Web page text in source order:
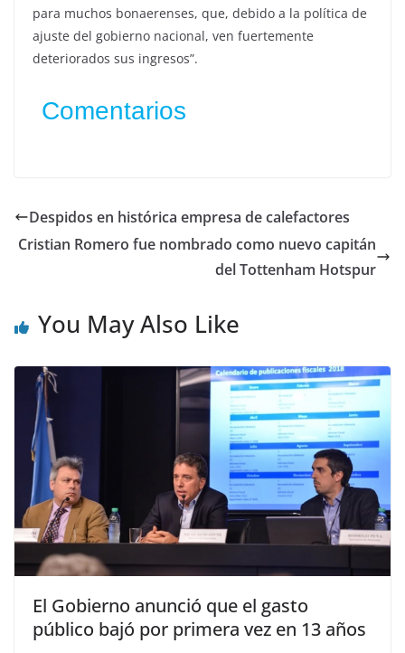
para muchos bonaerenses, que, debido a la política de
ajuste del gobierno nacional, ven fuertemente
deteriorados sus ingresos”.
Comentarios
Despidos en histórica empresa de calefactores
Cristian Romero fue nombrado como nuevo capitán
del Tottenham Hotspur
You May Also Like
El Gobierno anunció que el gasto
público bajó por primera vez en 13 años